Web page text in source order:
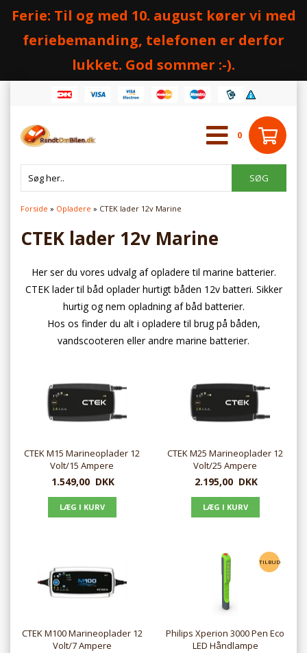
Ferie: Til og med 10. august kører vi med
feriebemanding, telefonen er derfor
lukket. God sommer :-).
0
Forside » Opladere » CTEK lader 12v Marine
CTEK lader 12v Marine
Her ser du vores udvalg af opladere til marine batterier.
CTEK lader til båd oplader hurtigt båden 12v batteri. Sikker
hurtig og nem opladning af båd batterier.
Hos os finder du alt i opladere til brug på båden,
vandscooteren eller andre marine batterier.
CTEK M15 Marineoplader 12
Volt/15 Ampere
1.549,00 DKK
CTEK M25 Marineoplader 12
Volt/25 Ampere
2.195,00 DKK
CTEK M100 Marineoplader 12
Volt/7 Ampere
TILBUD
Philips Xperion 3000 Pen Eco
LED Håndlampe